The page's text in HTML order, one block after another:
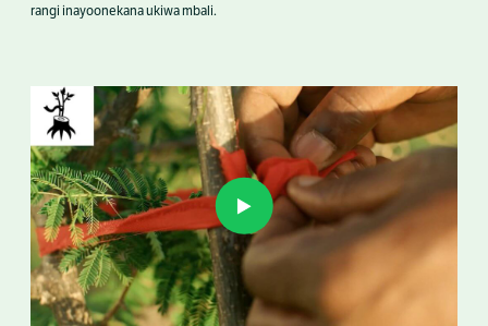
rangi inayoonekana ukiwa mbali.